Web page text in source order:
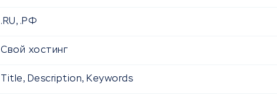
.RU, .РФ
Свой хостинг
Title, Description, Keywords